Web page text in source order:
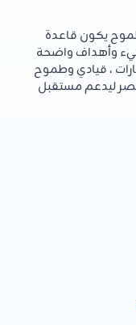
يكون قاعدة
وأهداف واضحة
، قيادي وطموح
ليدعم مستقبل